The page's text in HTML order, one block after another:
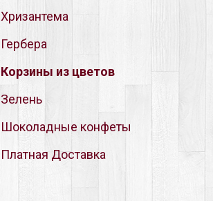
Хризантема
Гербера
Корзины из цветов
Зелень
Шоколадные конфеты
Платная Доставка